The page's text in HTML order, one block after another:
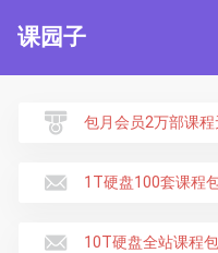
课园子
包月会员2万部课
1T硬盘100套课程
10T硬盘全站课程